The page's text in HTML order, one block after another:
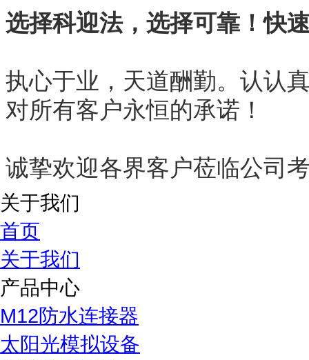
选择科迎法，选择可靠！快
执心于业，天道酬勤。认认
对所有客户永恒的承诺！
诚挚欢迎各界客户莅临公司
关于我们
首页
关于我们
产品中心
M12防水连接器
太阳光模拟设备